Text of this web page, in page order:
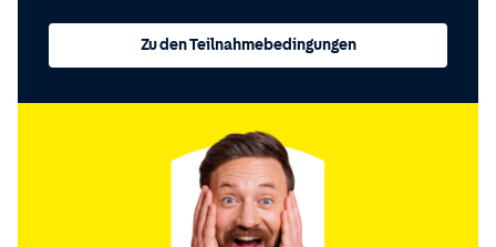
Zu den Teilnahmebedingungen